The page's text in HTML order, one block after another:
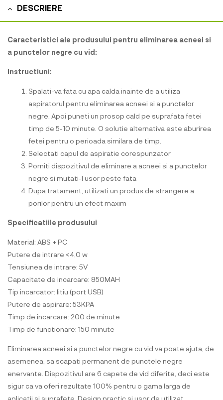
DESCRIERE
Caracteristici ale produsului pentru eliminarea acneei si
a punctelor negre cu vid:
Instructiuni:
Spalati-va fata cu apa calda inainte de a utiliza
aspiratorul pentru eliminarea acneei si a punctelor
negre. Apoi puneti un prosop cald pe suprafata fetei
timp de 5-10 minute. O solutie alternativa este aburirea
fetei pentru o perioada similara de timp.
Selectati capul de aspiratie corespunzator
Porniti dispozitivul de eliminare a acneei si a punctelor
negre si mutati-l usor peste fata
Dupa tratament, utilizati un produs de strangere a
porilor pentru un efect maxim
Specificatiile produsului
Material: ABS + PC
Putere de intrare <4,0 w
Tensiunea de intrare: 5V
Capacitate de incarcare: 850MAH
Tip incarcator: litiu (port USB)
Putere de aspirare: 53KPA
Timp de incarcare: 200 de minute
Timp de functionare: 150 minute
Eliminarea acneei si a punctelor negre cu vid va poate ajuta, de
asemenea, sa scapati permanent de punctele negre
enervante. Dispozitivul are 6 capete de vid diferite, deci este
sigur ca va oferi rezultate 100% pentru o gama larga de